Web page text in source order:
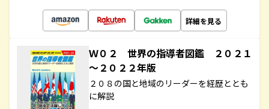
詳細を見る
Ｗ０２ 世界の指導者図鑑 ２０２１
～２０２２年版
２０８の国と地域のリーダーを経歴ととも
に解説